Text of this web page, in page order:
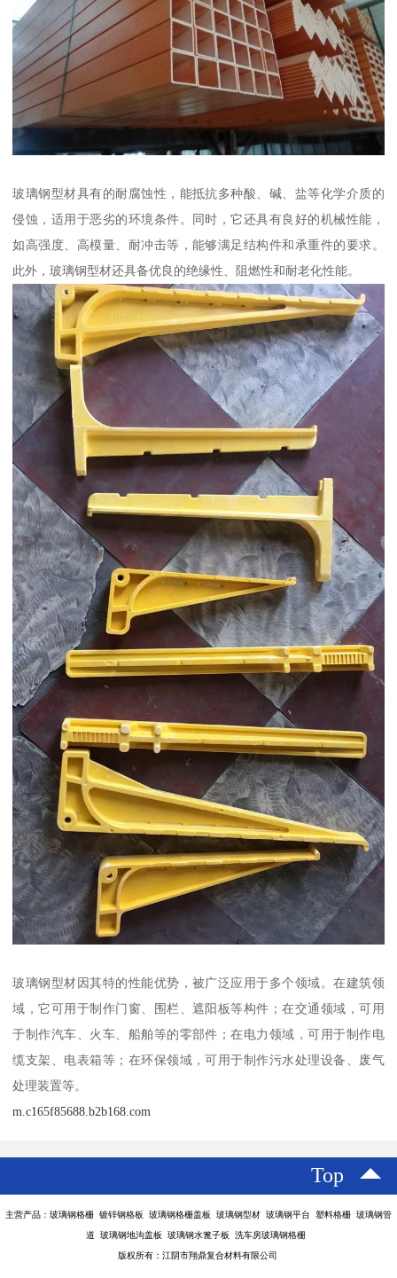
玻璃钢型材具有的耐腐蚀性，能抵抗多种酸、碱、盐等化学介质的
侵蚀，适用于恶劣的环境条件。同时，它还具有良好的机械性能，
如高强度、高模量、耐冲击等，能够满足结构件和承重件的要求。
此外，玻璃钢型材还具备优良的绝缘性、阻燃性和耐老化性能。
玻璃钢型材因其特的性能优势，被广泛应用于多个领域。在建筑领
域，它可用于制作门窗、围栏、遮阳板等构件；在交通领域，可用
于制作汽车、火车、船舶等的零部件；在电力领域，可用于制作电
缆支架、电表箱等；在环保领域，可用于制作污水处理设备、废气
处理装置等。
m.c165f85688.b2b168.com
Top
主营产品：玻璃钢格栅 镀锌钢格板 玻璃钢格栅盖板 玻璃钢型材 玻璃钢平台 塑料格栅 玻璃钢管
道 玻璃钢地沟盖板 玻璃钢水篦子板 洗车房玻璃钢格栅
版权所有：江阴市翔鼎复合材料有限公司